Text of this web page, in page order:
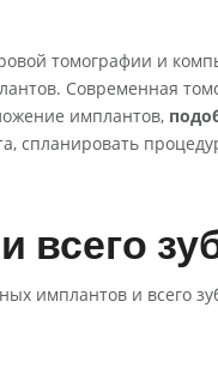
томографии и
Современная
имплантов,
спланировать
имплантов и всего